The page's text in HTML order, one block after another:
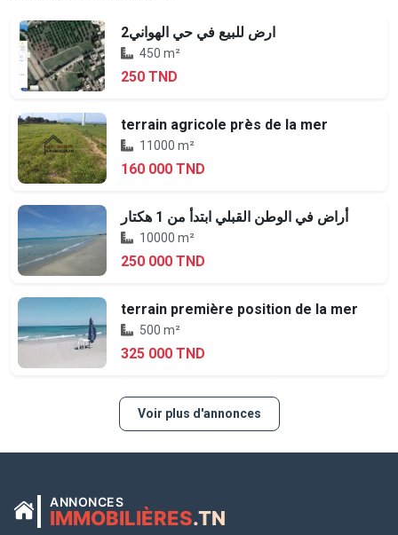
ارض للبيع في حي الهواني2
450 m²
250 TND
terrain agricole près de la mer
11000 m²
160 000 TND
أراض في الوطن القبلي ابتدأ من 1 هكتار
10000 m²
250 000 TND
terrain première position de la mer
500 m²
325 000 TND
Voir plus d'annonces
ANNONCES
IMMOBILIÈRES.TN